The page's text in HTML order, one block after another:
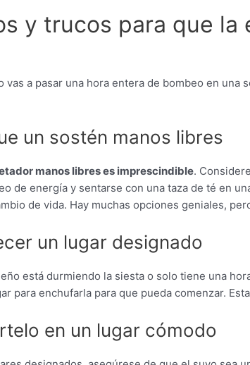
y trucos para que
vas a pasar una hora entera de bombeo en
un sostén manos libres
manos libres es imprescindible.
de energía y sentarse con una taza de té en
de vida. Hay muchas opciones geniales,
un lugar designado
está durmiendo la siesta o solo tiene una
para enchufarla para que pueda comenzar.
en un lugar cómodo